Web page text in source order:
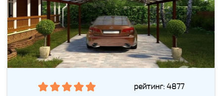
рейтинг: 4877